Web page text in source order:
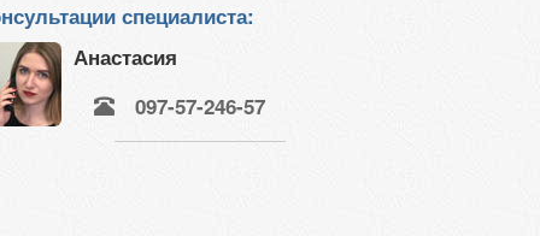
специалиста:
Анастасия
097-57-246-57